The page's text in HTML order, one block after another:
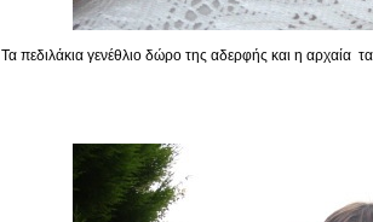
Τα πεδιλάκια γενέθλιο δώρο της αδερφής και η αρχαία